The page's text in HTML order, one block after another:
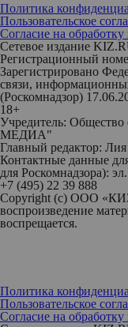
Политика
Пользовательское
Согласие на
Сетевое издание
Регистрационный
Зарегистрировано
связи,
(Роскомнадзор)
18+
Учредитель:
МЕДИА"
Главный редактор:
Контактные данные
для Роскомнадзора):
+7 (495) 22 39 888
Copyright (с) ООО
воспроизведение
воспрещается.
Политика
Пользовательское
Согласие на